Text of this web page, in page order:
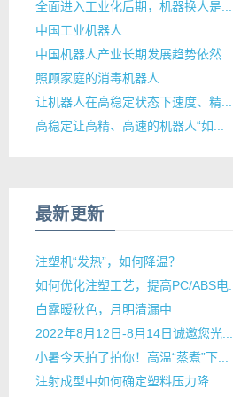
全面进入工业化后期，机器换人是...
中国工业机器人
中国机器人产业长期发展趋势依然...
照顾家庭的消毒机器人
让机器人在高稳定状态下速度、精...
高稳定让高精、高速的机器人“如...
最新更新
注塑机“发热”，如何降温？
如何优化注塑工艺，提高PC/ABS电...
白露暧秋色，月明清漏中
2022年8月12日-8月14日诚邀您光...
小暑今天拍了拍你！高温“蒸煮”下...
注射成型中如何确定塑料压力降